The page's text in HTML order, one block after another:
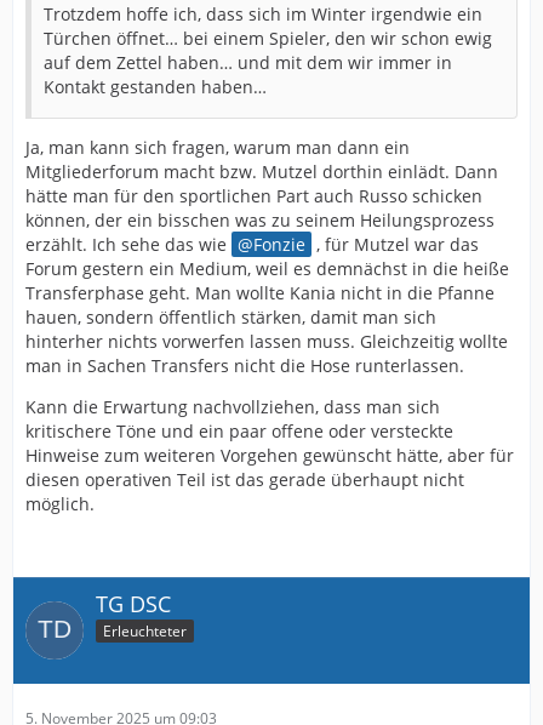
Trotzdem hoffe ich, dass sich im Winter irgendwie ein
Türchen öffnet… bei einem Spieler, den wir schon ewig
auf dem Zettel haben… und mit dem wir immer in
Kontakt gestanden haben…
Ja, man kann sich fragen, warum man dann ein
Mitgliederforum macht bzw. Mutzel dorthin einlädt. Dann
hätte man für den sportlichen Part auch Russo schicken
können, der ein bisschen was zu seinem Heilungsprozess
erzählt. Ich sehe das wie
Fonzie , für Mutzel war das
Forum gestern ein Medium, weil es demnächst in die heiße
Transferphase geht. Man wollte Kania nicht in die Pfanne
hauen, sondern öffentlich stärken, damit man sich
hinterher nichts vorwerfen lassen muss. Gleichzeitig wollte
man in Sachen Transfers nicht die Hose runterlassen.
Kann die Erwartung nachvollziehen, dass man sich
kritischere Töne und ein paar offene oder versteckte
Hinweise zum weiteren Vorgehen gewünscht hätte, aber für
diesen operativen Teil ist das gerade überhaupt nicht
möglich.
TG DSC
Erleuchteter
5. November 2025 um 09:03